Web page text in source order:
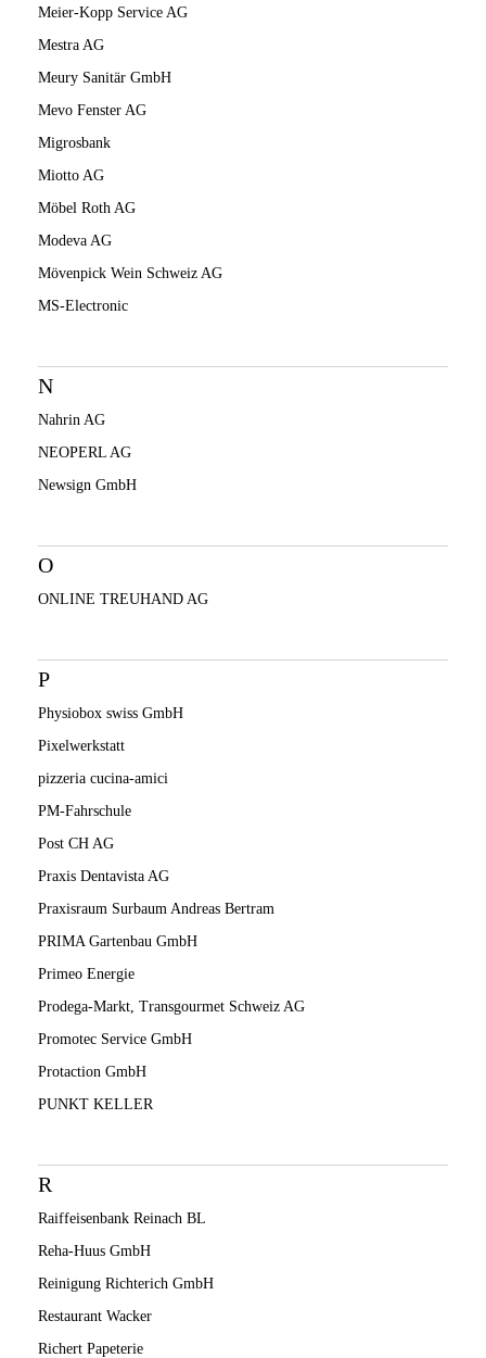
Meier-Kopp Service AG
Mestra AG
Meury Sanitär GmbH
Mevo Fenster AG
Migrosbank
Miotto AG
Möbel Roth AG
Modeva AG
Mövenpick Wein Schweiz AG
MS-Electronic
N
Nahrin AG
NEOPERL AG
Newsign GmbH
O
ONLINE TREUHAND AG
P
Physiobox swiss GmbH
Pixelwerkstatt
pizzeria cucina-amici
PM-Fahrschule
Post CH AG
Praxis Dentavista AG
Praxisraum Surbaum Andreas Bertram
PRIMA Gartenbau GmbH
Primeo Energie
Prodega-Markt, Transgourmet Schweiz AG
Promotec Service GmbH
Protaction GmbH
PUNKT KELLER
R
Raiffeisenbank Reinach BL
Reha-Huus GmbH
Reinigung Richterich GmbH
Restaurant Wacker
Richert Papeterie